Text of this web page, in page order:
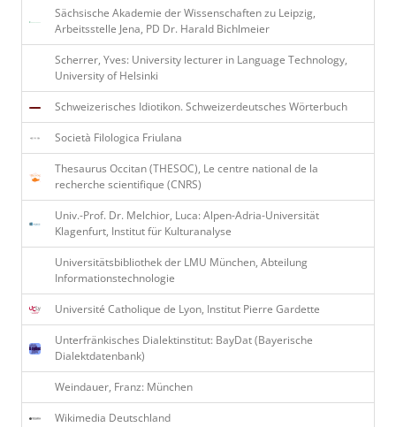
Sächsische Akademie der Wissenschaften zu Leipzig,
Arbeitsstelle Jena, PD Dr. Harald Bichlmeier
Scherrer, Yves: University lecturer in Language Technology,
University of Helsinki
Schweizerisches Idiotikon. Schweizerdeutsches Wörterbuch
Società Filologica Friulana
Thesaurus Occitan (THESOC), Le centre national de la
recherche scientifique (CNRS)
Univ.-Prof. Dr. Melchior, Luca: Alpen-Adria-Universität
Klagenfurt, Institut für Kulturanalyse
Universitätsbibliothek der LMU München, Abteilung
Informationstechnologie
Université Catholique de Lyon, Institut Pierre Gardette
Unterfränkisches Dialektinstitut: BayDat (Bayerische
Dialektdatenbank)
Weindauer, Franz: München
Wikimedia Deutschland